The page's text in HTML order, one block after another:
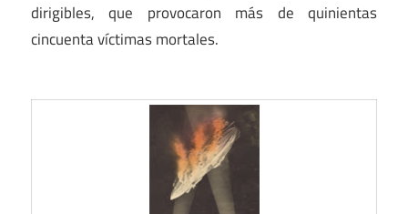
dirigibles, que provocaron más de quinientas
cincuenta víctimas mortales.